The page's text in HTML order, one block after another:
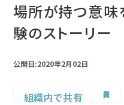
場所が持つ意味
験のストーリー
公開日:2020年2月02日
組織内で共有